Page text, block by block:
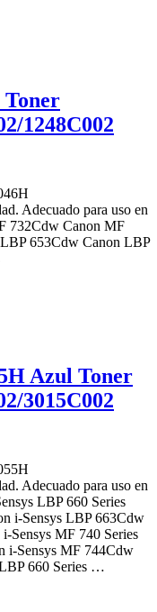
Toner
1248C002
Adecuado para uso en
732Cdw Canon MF
653Cdw Canon LBP
Azul Toner
3015C002
Adecuado para uso en
LBP 660 Series
i-Sensys LBP 663Cdw
Sensys MF 740 Series
i-Sensys MF 744Cdw
660 Series …